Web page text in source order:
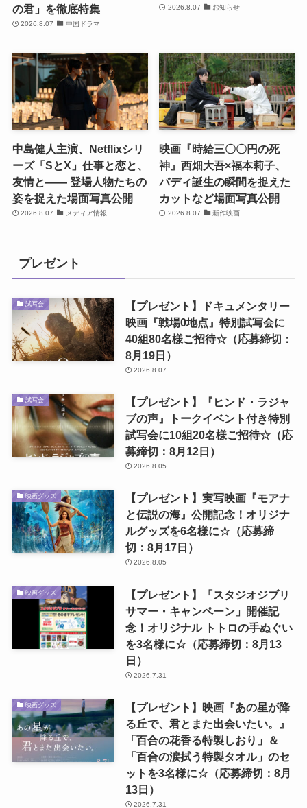
の君」を徹底特集
2026.8.07 中国ドラマ
2026.8.07 お知らせ
中島健人主演、Netflixシリ
ーズ「SとX」仕事と恋と、
友情と―― 登場人物たちの
姿を捉えた場面写真公開
2026.8.07 メディア情報
映画『時給三〇〇円の死
神』西畑大吾×福本莉子、
バディ誕生の瞬間を捉えた
カットなど場面写真公開
2026.8.07 新作映画
プレゼント
試写会
【プレゼント】ドキュメンタリー
映画『戦場0地点』特別試写会に
40組80名様ご招待☆（応募締切：
8月19日）
2026.8.07
試写会
【プレゼント】『ヒンド・ラジャ
ブの声』トークイベント付き特別
試写会に10組20名様ご招待☆（応
募締切：8月12日）
2026.8.05
映画グッズ
【プレゼント】実写映画『モアナ
と伝説の海』公開記念！オリジナ
ルグッズを6名様に☆（応募締
切：8月17日）
2026.8.05
映画グッズ
【プレゼント】「スタジオジブリ
サマー・キャンペーン」開催記
念！オリジナル トトロの手ぬぐい
を3名様に☆（応募締切：8月13
日）
2026.7.31
映画グッズ
【プレゼント】映画『あの星が降
る丘で、君とまた出会いたい。』
「百合の花香る特製しおり」＆
「百合の涙拭う特製タオル」のセ
ットを3名様に☆（応募締切：8月
13日）
2026.7.31